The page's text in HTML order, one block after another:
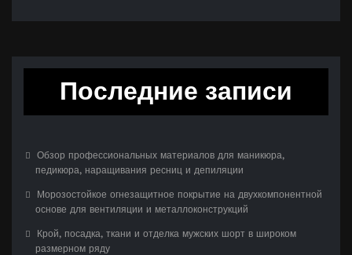
Последние записи
Обзор профессиональных материалов для маникюра,
педикюра, наращивания ресниц и депиляции
Морозостойкое огнезащитное покрытие на двухкомпонентной
основе для вентиляции и металлоконструкций
Крой, посадка, ткани и отделка мужских шорт в широком
размерном ряду